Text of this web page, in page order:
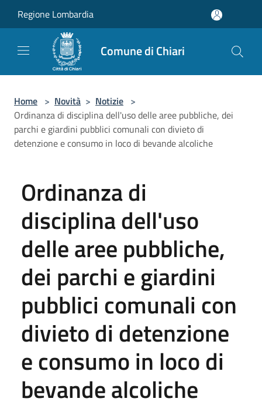
Regione Lombardia
Comune di Chiari
Home > Novità > Notizie >
Ordinanza di disciplina dell'uso delle aree pubbliche, dei
parchi e giardini pubblici comunali con divieto di
detenzione e consumo in loco di bevande alcoliche
Ordinanza di
disciplina dell'uso
delle aree pubbliche,
dei parchi e giardini
pubblici comunali con
divieto di detenzione
e consumo in loco di
bevande alcoliche